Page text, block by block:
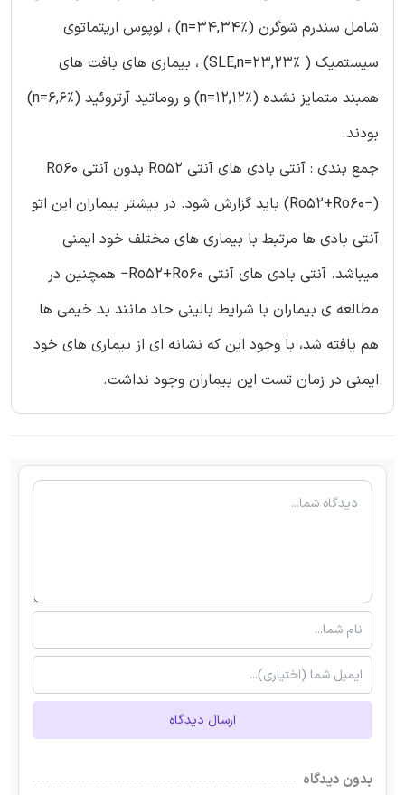
شامل سندرم شوگرن (n=34,34%) ، لوپوس اریتماتوی
سیستمیک ( SLE,n=23,23%) ، بیماری های بافت های
همبند متمایز نشده (n=12,12%) و روماتید آرتروئید (n=6,6%)
بودند.
جمع بندی : آنتی بادی های آنتی Ro52 بدون آنتی Ro60
(Ro52+Ro60−) باید گزارش شود. در بیشتر بیماران این اتو
آنتی بادی ها مرتبط با بیماری های مختلف خود ایمنی
میباشد. آنتی بادی های آنتی Ro52+Ro60− همچنین در
مطالعه ی بیماران با شرایط بالینی حاد مانند بد خیمی ها
هم یافته شد، با وجود این که نشانه ای از بیماری های خود
ایمنی در زمان تست این بیماران وجود نداشت.
ارسال دیدگاه
بدون دیدگاه